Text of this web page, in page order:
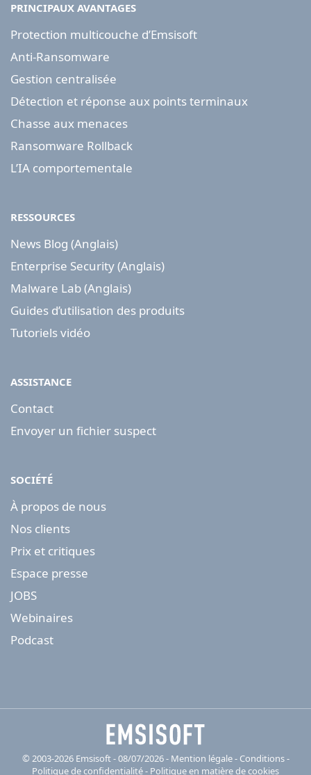
PRINCIPAUX AVANTAGES
Protection multicouche d’Emsisoft
Anti-Ransomware
Gestion centralisée
Détection et réponse aux points terminaux
Chasse aux menaces
Ransomware Rollback
L’IA comportementale
RESSOURCES
News Blog (Anglais)
Enterprise Security (Anglais)
Malware Lab (Anglais)
Guides d’utilisation des produits
Tutoriels vidéo
ASSISTANCE
Contact
Envoyer un fichier suspect
SOCIÉTÉ
À propos de nous
Nos clients
Prix et critiques
Espace presse
JOBS
Webinaires
Podcast
© 2003-2026 Emsisoft - 08/07/2026 - Mention légale- Conditions-
Politique de confidentialité- Politique en matière de cookies